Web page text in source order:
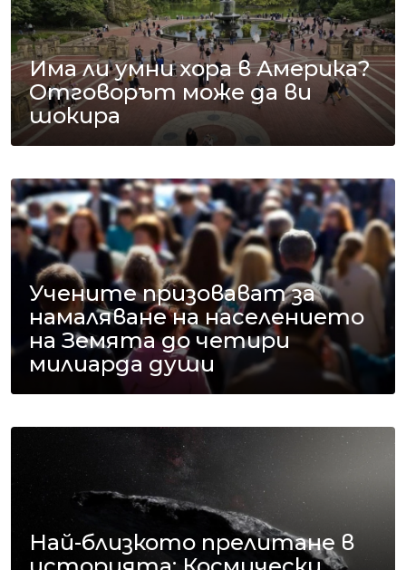
Има ли умни хора в Америка?
Отговорът може да ви
шокира
Учените призовават за
намаляване на населението
на Земята до четири
милиарда души
Най-близкото прелитане в